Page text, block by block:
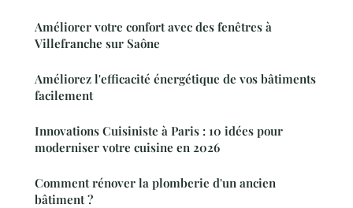
Améliorer votre confort avec des fenêtres à
Villefranche sur Saône
Améliorez l'efficacité énergétique de vos bâtiments
facilement
Innovations Cuisiniste à Paris : 10 idées pour
moderniser votre cuisine en 2026
Comment rénover la plomberie d'un ancien
bâtiment ?